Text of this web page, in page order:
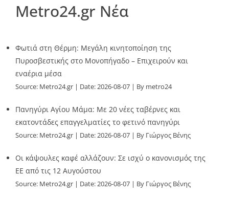
Metro24.gr Νέα
Φωτιά στη Θέρμη: Μεγάλη κινητοποίηση της
Πυροσβεστικής στο Μονοπήγαδο – Επιχειρούν και
εναέρια μέσα
Source: Metro24.gr Date: 2026-08-07 By metro24
Πανηγύρι Αγίου Μάμα: Με 20 νέες ταβέρνες και
εκατοντάδες επαγγελματίες το φετινό πανηγύρι
Source: Metro24.gr Date: 2026-08-07 By Γιώργος Βένης
Οι κάψουλες καφέ αλλάζουν: Σε ισχύ ο κανονισμός της
ΕΕ από τις 12 Αυγούστου
Source: Metro24.gr Date: 2026-08-07 By Γιώργος Βένης